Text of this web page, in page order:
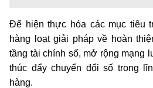
Để hiện thực hóa các mục tiêu
hàng loạt giải pháp về hoàn
tầng tài chính số, mở rộng mạng
thúc đẩy chuyển đổi số trong
hàng.